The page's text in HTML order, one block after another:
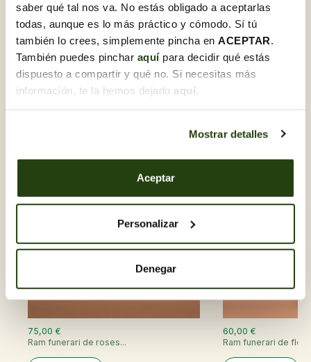
saber qué tal nos va. No estás obligado a aceptarlas
todas, aunque es lo más práctico y cómodo. Sí tú
también lo crees, simplemente pincha en ACEPTAR
También puedes pinchar aquípara decidir qué estás
dispuesto a compartir y qué no. Si necesitas más
información, te la hemos dejado aquí
Mostrar detalles
Aceptar
Personalizar
Denegar
Ho necessites per a regal?
T'ho preparem juntament amb una targeta
dedicatòria. Un cop estiguis en el procés de compra,
podràs marcar aquesta opció i personalitzar-la.
Descobreix-ne d'altres Rams
de flors per a difunts
75,00 €
Ram funerari de roses...
60,00 €
Ram funerari de flor